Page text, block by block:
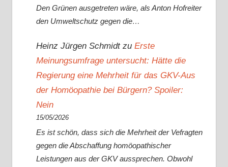
Den Grünen ausgetreten wäre, als Anton Hofreiter
den Umweltschutz gegen die…
Heinz Jürgen Schmidtzu Erste
Meinungsumfrage untersucht: Hätte die
Regierung eine Mehrheit für das GKV-Aus
der Homöopathie bei Bürgern? Spoiler:
Nein
15/05/2026
Es ist schön, dass sich die Mehrheit der Vefragten
gegen die Abschaffung homöopathischer
Leistungen aus der GKV aussprechen. Obwohl